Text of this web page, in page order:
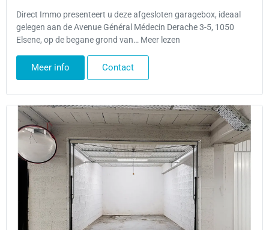
Direct Immo presenteert u deze afgesloten garagebox, ideaal
gelegen aan de Avenue Général Médecin Derache 3-5, 1050
Elsene, op de begane grond van… Meer lezen
Meer info Contact